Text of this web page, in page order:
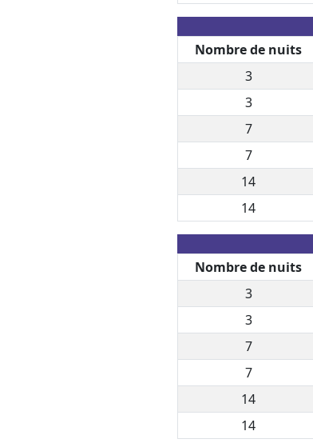
Nombre de nuits
3
3
7
7
14
14
Nombre de nuits
3
3
7
7
14
14